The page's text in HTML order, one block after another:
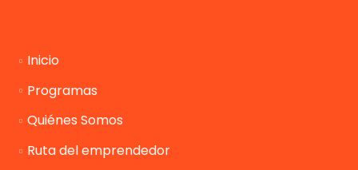
Inicio
Programas
Quiénes Somos
Ruta del emprendedor